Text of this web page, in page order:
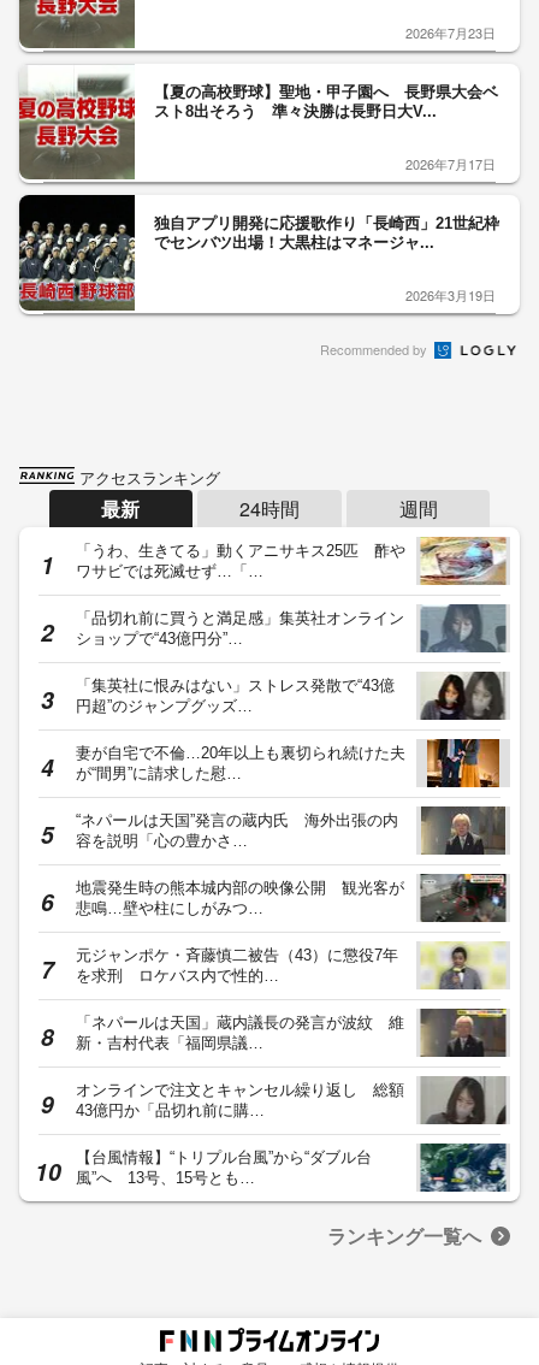
2026年7月23日
【夏の高校野球】聖地・甲子園へ 長野県大会ベ
スト8出そろう 準々決勝は長野日大V...
2026年7月17日
独自アプリ開発に応援歌作り「長崎西」21世紀枠
でセンバツ出場！大黒柱はマネージャ...
2026年3月19日
Recommended by
アクセスランキング
最新 24時間 週間
「うわ、生きてる」動くアニサキス25匹 酢や
ワサビでは死滅せず…「…
「品切れ前に買うと満足感」集英社オンライン
ショップで“43億円分”…
「集英社に恨みはない」ストレス発散で“43億
円超”のジャンプグッズ…
妻が自宅で不倫…20年以上も裏切られ続けた夫
が“間男”に請求した慰…
“ネパールは天国”発言の蔵内氏 海外出張の内
容を説明「心の豊かさ…
地震発生時の熊本城内部の映像公開 観光客が
悲鳴…壁や柱にしがみつ…
元ジャンポケ・斉藤慎二被告（43）に懲役7年
を求刑 ロケバス内で性的…
「ネパールは天国」蔵内議長の発言が波紋 維
新・吉村代表「福岡県議…
オンラインで注文とキャンセル繰り返し 総額
43億円か「品切れ前に購…
【台風情報】“トリプル台風”から“ダブル台
風”へ 13号、15号とも…
ランキング一覧へ